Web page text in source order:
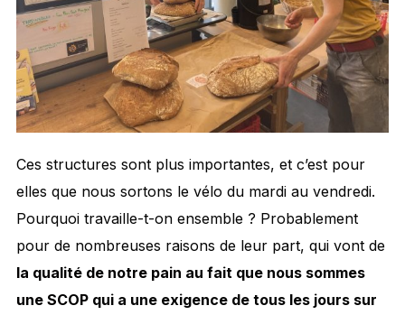
Ces structures sont plus importantes, et c’est pour
elles que nous sortons le vélo du mardi au vendredi.
Pourquoi travaille-t-on ensemble ? Probablement
pour de nombreuses raisons de leur part, qui vont de
la qualité de notre pain au fait que nous sommes
une SCOPqui a une exigence de tous les jours sur